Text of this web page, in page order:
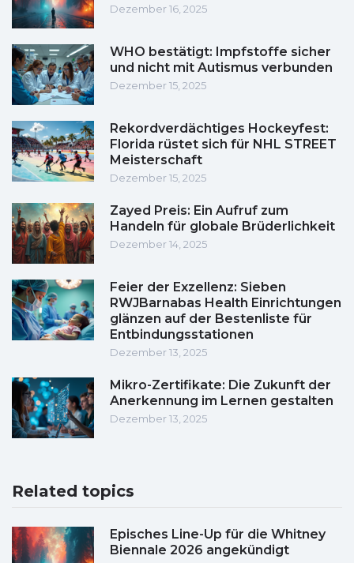
Dezember 16, 2025
WHO bestätigt: Impfstoffe sicher
und nicht mit Autismus verbunden
Dezember 15, 2025
Rekordverdächtiges Hockeyfest:
Florida rüstet sich für NHL STREET
Meisterschaft
Dezember 15, 2025
Zayed Preis: Ein Aufruf zum
Handeln für globale Brüderlichkeit
Dezember 14, 2025
Feier der Exzellenz: Sieben
RWJBarnabas Health Einrichtungen
glänzen auf der Bestenliste für
Entbindungsstationen
Dezember 13, 2025
Mikro-Zertifikate: Die Zukunft der
Anerkennung im Lernen gestalten
Dezember 13, 2025
Related topics
Episches Line-Up für die Whitney
Biennale 2026 angekündigt